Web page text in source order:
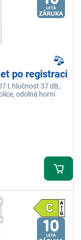
po registraci
l, hlučnost 37 dB,
odolná horní